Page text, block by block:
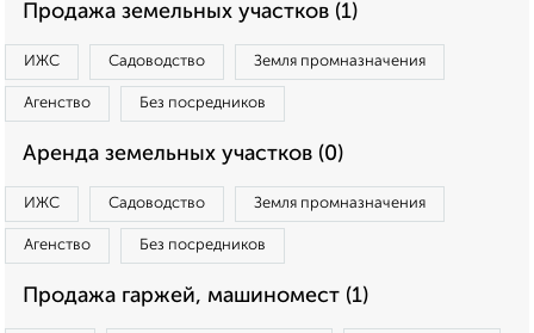
Продажа земельных участков (1)
ИЖС Садоводство Земля промназначения
Агенство Без посредников
Аренда земельных участков (0)
ИЖС Садоводство Земля промназначения
Агенство Без посредников
Продажа гаржей, машиномест (1)